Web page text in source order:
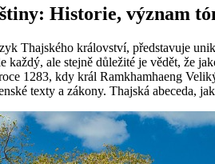
Historie, význam
Thajského království, představuje
každý, ale stejně důležité je vědět, že
1283, kdy král Ramkhamhaeng
texty a zákony. Thajská abeceda,